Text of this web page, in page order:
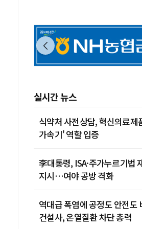
실시간 뉴스
식약처 사전상담, 혁신의료제
가속기' 역할 입증
李대통령, ISA·주가누르기법
지시…여야 공방 격화
역대급 폭염에 공정도 안전
건설사, 온열질환 차단 총력